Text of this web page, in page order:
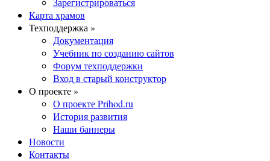
Карта храмов
Техподдержка »
Документация
Учебник по созданию сайтов
Форум техподдержки
Вход в старый конструктор
О проекте »
О проекте Prihod.ru
История развития
Наши баннеры
Новости
Контакты